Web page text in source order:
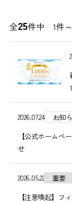
全25件中 1件～
2026.07.24
お知
【公式ホームペ
せ
2026.05.22 重要
【注意喚起】フ